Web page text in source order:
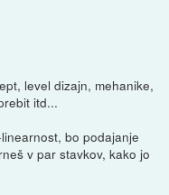
level dizajn, mehanike,
itd...
bo podajanje
v par stavkov, kako jo